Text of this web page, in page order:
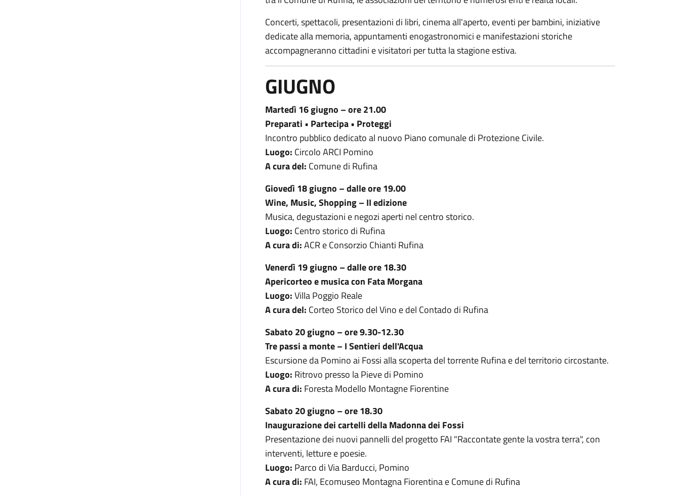
Concerti, spettacoli, presentazioni di libri, cinema all'aperto, eventi per bambini, iniziative
dedicate alla memoria, appuntamenti enogastronomici e manifestazioni storiche
accompagneranno cittadini e visitatori per tutta la stagione estiva.
GIUGNO
Martedì 16 giugno – ore 21.00
Preparati • Partecipa • Proteggi
Incontro pubblico dedicato al nuovo Piano comunale di Protezione Civile.
Luogo: Circolo ARCI Pomino
A cura del: Comune di Rufina
Giovedì 18 giugno – dalle ore 19.00
Wine, Music, Shopping – II edizione
Musica, degustazioni e negozi aperti nel centro storico.
Luogo: Centro storico di Rufina
A cura di:ACR e Consorzio Chianti Rufina
Venerdì 19 giugno – dalle ore 18.30
Apericorteo e musica con Fata Morgana
Luogo:Villa Poggio Reale
A cura del: Corteo Storico del Vino e del Contado di Rufina
Sabato 20 giugno – ore 9.30-12.30
Tre passi a monte – I Sentieri dell'Acqua
Escursione da Pomino ai Fossi alla scoperta del torrente Rufina e del territorio circostante.
Luogo: Ritrovo presso la Pieve di Pomino
A cura di: Foresta Modello Montagne Fiorentine
Sabato 20 giugno – ore 18.30
Inaugurazione dei cartelli della Madonna dei Fossi
Presentazione dei nuovi pannelli del progetto FAI "Raccontate gente la vostra terra", con
interventi, letture e poesie.
Luogo: Parco di Via Barducci, Pomino
A cura di: FAI, Ecomuseo Montagna Fiorentina e Comune di Rufina